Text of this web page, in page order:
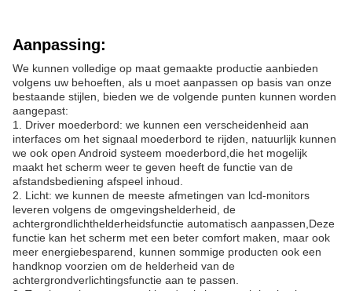
Aanpassing:
We kunnen volledige op maat gemaakte productie aanbieden
volgens uw behoeften, als u moet aanpassen op basis van onze
bestaande stijlen, bieden we de volgende punten kunnen worden
aangepast:
1. Driver moederbord: we kunnen een verscheidenheid aan
interfaces om het signaal moederbord te rijden, natuurlijk kunnen
we ook open Android systeem moederbord,die het mogelijk
maakt het scherm weer te geven heeft de functie van de
afstandsbediening afspeel inhoud.
2. Licht: we kunnen de meeste afmetingen van lcd-monitors
leveren volgens de omgevingshelderheid, de
achtergrondlichthelderheidsfunctie automatisch aanpassen,Deze
functie kan het scherm met een beter comfort maken, maar ook
meer energiebesparend, kunnen sommige producten ook een
handknop voorzien om de helderheid van de
achtergrondverlichtingsfunctie aan te passen.